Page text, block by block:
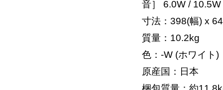
音］ 6.0W / 10.5W
寸法：398(幅) x
質量：10.2kg
色：-W (ホワイト)
原産国：日本